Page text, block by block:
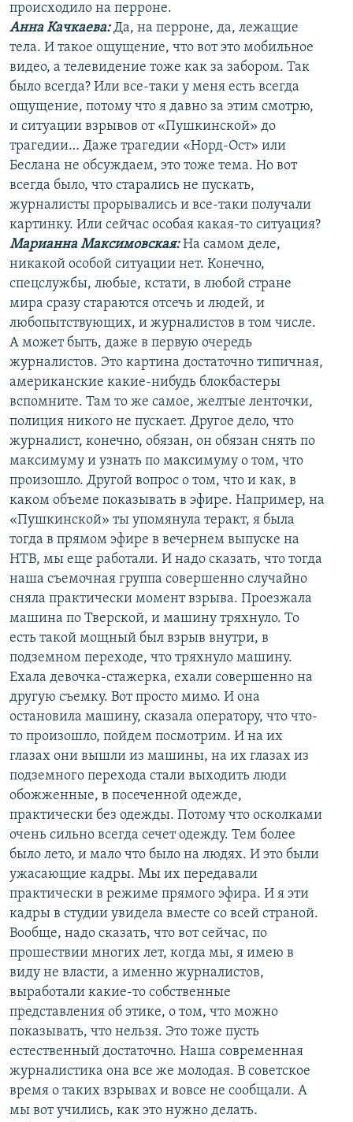
происходило на перроне.
Анна Качкаева:Да, на перроне, да, лежащие
тела. И такое ощущение, что вот это мобильное
видео, а телевидение тоже как за забором. Так
было всегда? Или все-таки у меня есть всегда
ощущение, потому что я давно за этим смотрю,
и ситуации взрывов от «Пушкинской» до
трагедии… Даже трагедии «Норд-Ост» или
Беслана не обсуждаем, это тоже тема. Но вот
всегда было, что старались не пускать,
журналисты прорывались и все-таки получали
картинку. Или сейчас особая какая-то ситуация?
Марианна Максимовская:На самом деле,
никакой особой ситуации нет. Конечно,
спецслужбы, любые, кстати, в любой стране
мира сразу стараются отсечь и людей, и
любопытствующих, и журналистов в том числе.
А может быть, даже в первую очередь
журналистов. Это картина достаточно типичная,
американские какие-нибудь блокбастеры
вспомните. Там то же самое, желтые ленточки,
полиция никого не пускает. Другое дело, что
журналист, конечно, обязан, он обязан снять по
максимуму и узнать по максимуму о том, что
произошло. Другой вопрос о том, что и как, в
каком объеме показывать в эфире. Например, на
«Пушкинской» ты упомянула теракт, я была
тогда в прямом эфире в вечернем выпуске на
НТВ, мы еще работали. И надо сказать, что тогда
наша съемочная группа совершенно случайно
сняла практически момент взрыва. Проезжала
машина по Тверской, и машину тряхнуло. То
есть такой мощный был взрыв внутри, в
подземном переходе, что тряхнуло машину.
Ехала девочка-стажерка, ехали совершенно на
другую съемку. Вот просто мимо. И она
остановила машину, сказала оператору, что что-
то произошло, пойдем посмотрим. И на их
глазах они вышли из машины, на их глазах из
подземного перехода стали выходить люди
обожженные, в посеченной одежде,
практически без одежды. Потому что осколками
очень сильно всегда сечет одежду. Тем более
было лето, и мало что было на людях. И это были
ужасающие кадры. Мы их передавали
практически в режиме прямого эфира. И я эти
кадры в студии увидела вместе со всей страной.
Вообще, надо сказать, что вот сейчас, по
прошествии многих лет, когда мы, я имею в
виду не власти, а именно журналистов,
выработали какие-то собственные
представления об этике, о том, что можно
показывать, что нельзя. Это тоже пусть
естественный достаточно. Наша современная
журналистика она все же молодая. В советское
время о таких взрывах и вовсе не сообщали. А
мы вот учились, как это нужно делать.